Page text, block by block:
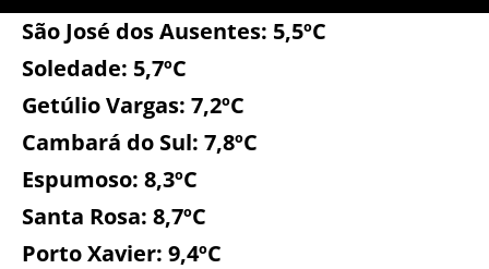
São José dos Ausentes: 5,5ºC
Soledade: 5,7ºC
Getúlio Vargas: 7,2ºC
Cambará do Sul: 7,8ºC
Espumoso: 8,3ºC
Santa Rosa: 8,7ºC
Porto Xavier: 9,4ºC